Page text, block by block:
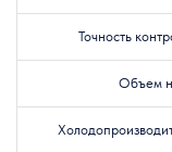
Точность
Объем